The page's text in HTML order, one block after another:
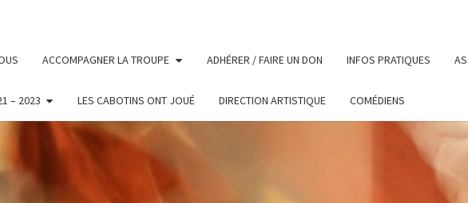
ACCOMPAGNER LA TROUPE ADHÉRER / FAIRE UN DON INFOS PRATIQUES
– 2023 LES CABOTINS ONT JOUÉ DIRECTION ARTISTIQUE COMÉDIENS